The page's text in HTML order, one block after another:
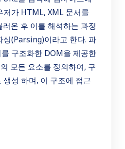
저가 HTML, XML 문서를
온 후 이를 해석하는 과정
싱(Parsing)이라고 한다. 파
구조화한 DOM을 제공한
모든 요소를 정의하여, 구
생성 하며, 이 구조에 접근